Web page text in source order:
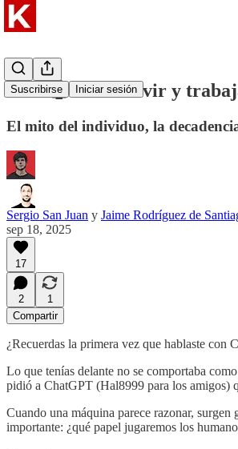
Suscribirse Iniciar sesión
#039 🤖 Cómo vivir y
El mito del individuo, la
Sergio San Juan y Jaime Rodríguez de
sep 18, 2025
17
2
1
Compartir
¿Recuerdas la primera vez que hablaste con
Lo que tenías delante no se comportaba
pidió a ChatGPT (Hal8999 para los amigos)
Cuando una máquina parece razonar,
importante: ¿qué papel jugaremos los